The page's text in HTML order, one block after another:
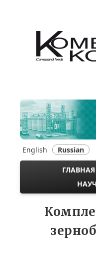
English Russian
NAVIGATION
ГЛАВНАЯ